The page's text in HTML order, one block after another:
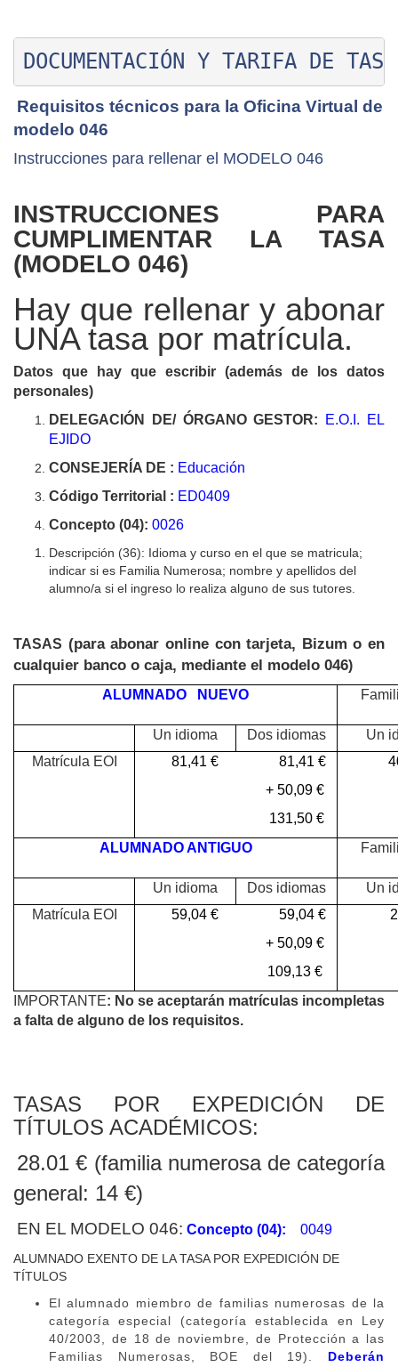
DOCUMENTACIÓN Y TARIFA DE
Requisitos técnicos para la Oficina Virtual de
modelo 046
Instrucciones para rellenar el MODELO 046
INSTRUCCIONES PARA
CUMPLIMENTAR LA TASA
(MODELO 046)
Hay que rellenar y abonar
UNA tasa por matrícula.
Datos que hay que escribir (además de los datos
personales)
DELEGACIÓN DE/ ÓRGANO GESTOR:
E.O.I. EL
EJIDO
CONSEJERÍA DE : Educación
Código Territorial : ED0409
Concepto (04): 0026
Descripción (36): Idioma y curso en el que se matricula;
indicar si es Familia Numerosa; nombre y apellidos del
alumno/a si el ingreso lo realiza alguno de sus tutores.
TASAS (para abonar online con tarjeta, Bizum o en
cualquier banco o caja, mediante el modelo 046)
ALUMNADO NUEVO
Un idioma Dos idiomas
Un
Matrícula EOI
81,41 € 81,41 €
+ 50,09 €
131,50 €
ALUMNADO ANTIGUO
Un idioma Dos idiomas
Un
Matrícula EOI
59,04 € 59,04 €
+ 50,09 €
109,13 €
IMPORTANTE: No se aceptarán matrículas incompletas
a falta de alguno de los requisitos.
TASAS POR EXPEDICIÓN DE
TÍTULOS ACADÉMICOS:
28.01 € (familia numerosa de categoría
general: 14 €)
EN EL MODELO 046: Concepto (04): 0049
ALUMNADO EXENTO DE LA TASA POR EXPEDICIÓN DE
TÍTULOS
El alumnado miembro de familias numerosas de la
categoría especial (categoría establecida en Ley
40/2003, de 18 de noviembre, de Protección a las
Familias Numerosas, BOE del 19). Deberán